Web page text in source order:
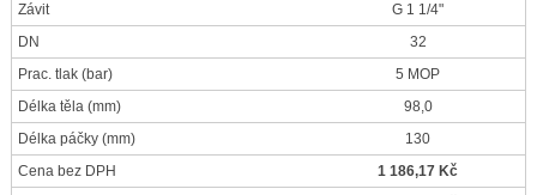
Závit
G 1 1/4"
DN
32
Prac. tlak (bar)
5 MOP
Délka těla (mm)
98,0
Délka páčky (mm)
130
Cena bez DPH
1 186,17 Kč